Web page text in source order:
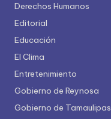
Derechos Humanos
Editorial
Educación
El Clima
Entretenimiento
Gobierno de Reynosa
Gobierno de Tamaulipas